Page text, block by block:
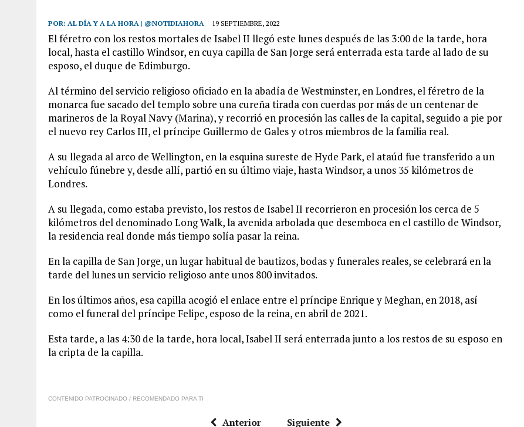
POR: AL DÍA Y A LA HORA | @NOTIDIAHORA 19 SEPTIEMBRE, 2022
El féretro con los restos mortales de Isabel II llegó este lunes después de las 3:00 de la tarde, hora
local, hasta el castillo Windsor, en cuya capilla de San Jorge será enterrada esta tarde al lado de su
esposo, el duque de Edimburgo.
Al término del servicio religioso oficiado en la abadía de Westminster, en Londres, el féretro de la
monarca fue sacado del templo sobre una cureña tirada con cuerdas por más de un centenar de
marineros de la Royal Navy (Marina), y recorrió en procesión las calles de la capital, seguido a pie por
el nuevo rey Carlos III, el príncipe Guillermo de Gales y otros miembros de la familia real.
A su llegada al arco de Wellington, en la esquina sureste de Hyde Park, el ataúd fue transferido a un
vehículo fúnebre y, desde allí, partió en su último viaje, hasta Windsor, a unos 35 kilómetros de
Londres.
A su llegada, como estaba previsto, los restos de Isabel II recorrieron en procesión los cerca de 5
kilómetros del denominado Long Walk, la avenida arbolada que desemboca en el castillo de Windsor,
la residencia real donde más tiempo solía pasar la reina.
En la capilla de San Jorge, un lugar habitual de bautizos, bodas y funerales reales, se celebrará en la
tarde del lunes un servicio religioso ante unos 800 invitados.
En los últimos años, esa capilla acogió el enlace entre el príncipe Enrique y Meghan, en 2018, así
como el funeral del príncipe Felipe, esposo de la reina, en abril de 2021.
Esta tarde, a las 4:30 de la tarde, hora local, Isabel II será enterrada junto a los restos de su esposo en
la cripta de la capilla.
CONTENIDO PATROCINADO / RECOMENDADO PARA TI
Anterior Siguiente